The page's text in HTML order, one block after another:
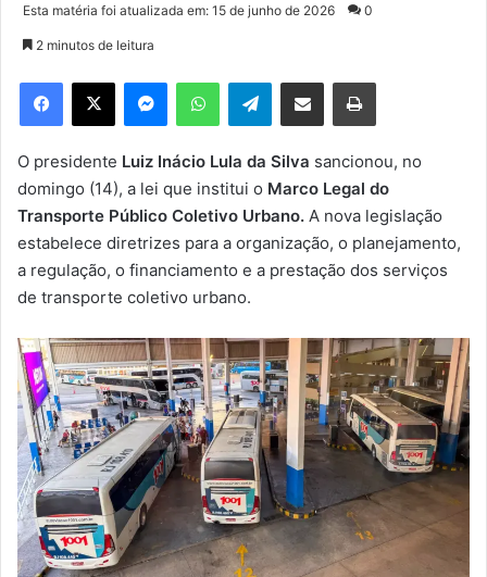
e
m
e
-
m
a
l
Esta matéria foi atualizada em: 15 de junho de 2026 0
2 minutos de leitura
Telegram
O presidente Luiz Inácio Lula da Silva sancionou, no
domingo (14), a lei que institui o Marco Legal do
Transporte Público Coletivo Urbano. A nova legislação
estabelece diretrizes para a organização, o planejamento,
a regulação, o financiamento e a prestação dos serviços
de transporte coletivo urbano.